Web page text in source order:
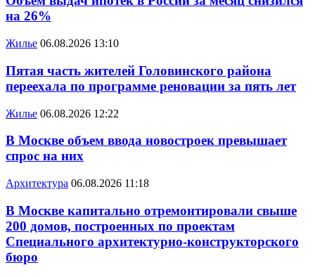
на 26%
Жилье 06.08.2026 13:10
Пятая часть жителей Головинского района
переехала по программе реновации за пять лет
Жилье 06.08.2026 12:22
В Москве объем ввода новостроек превышает
спрос на них
Архитектура 06.08.2026 11:18
В Москве капитально отремонтировали свыше
200 домов, построенных по проектам
Специального архитектурно-конструкторского
бюро